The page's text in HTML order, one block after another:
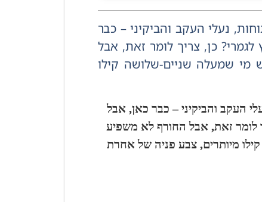
נעלי העקב והביקיני – כבר
כן, צריך לומר זאת, אבל
מי שמעלה שניים-שלושה קילו
העקב והביקיני – כבר כאן, אבל
לומר זאת, אבל החורף לא משפיע
מיותרים, צבע פניה של אחרת